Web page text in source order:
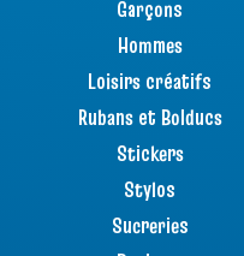
Garçons
Hommes
Loisirs créatifs
Rubans et Bolducs
Stickers
Stylos
Sucreries